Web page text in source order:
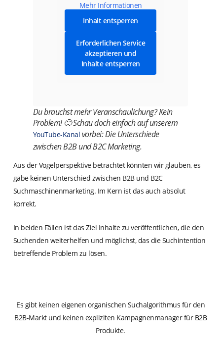
Mehr Informationen
Inhalt entsperren
Erforderlichen Service
akzeptieren und
Inhalte entsperren
Du brauchst mehr Veranschaulichung? Kein
Problem! 🙂 Schau doch einfach auf unserem
YouTube-Kanal vorbei: Die Unterschiede
zwischen B2B und B2C Marketing.
Aus der Vogelperspektive betrachtet könnten wir glauben, es
gäbe keinen Unterschied zwischen B2B und B2C
Suchmaschinenmarketing. Im Kern ist das auch absolut
korrekt.
In beiden Fällen ist das Ziel Inhalte zu veröffentlichen, die den
Suchenden weiterhelfen und möglichst, das die Suchintention
betreffende Problem zu lösen.
Es gibt keinen eigenen organischen Suchalgorithmus für den
B2B-Markt und keinen expliziten Kampagnenmanager für B2B
Produkte.